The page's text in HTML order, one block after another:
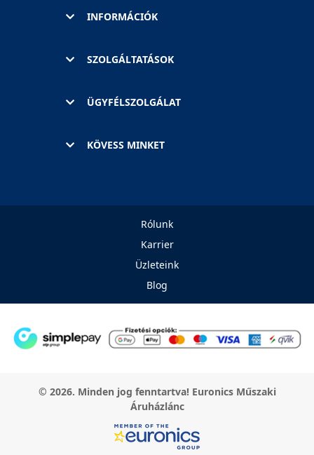
INFORMÁCIÓK
SZOLGÁLTATÁSOK
ÜGYFÉLSZOLGÁLAT
KÖVESS MINKET
Rólunk
Karrier
Üzleteink
Blog
© 2026. Minden jog fenntartva! Euronics Műszaki
Áruházlánc